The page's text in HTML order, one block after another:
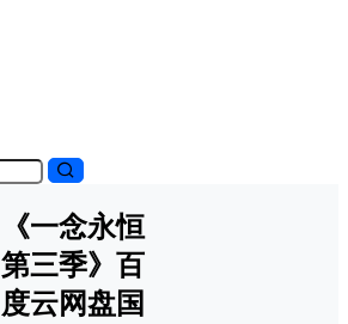
《一念永恒
第三季》百
度云网盘国